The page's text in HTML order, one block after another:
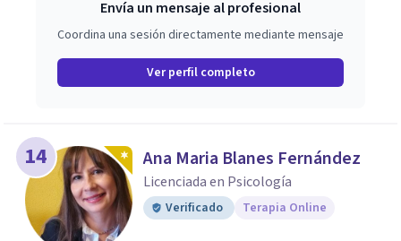
Envía un mensaje al profesional
Coordina una sesión directamente mediante mensaje
Ver perfil completo
14 Ana Maria Blanes Fernández
Licenciada en Psicología
Verificado Terapia Online